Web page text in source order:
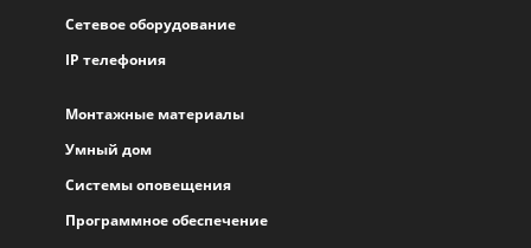
Сетевое оборудование
IP телефония
Монтажные материалы
Умный дом
Системы оповещения
Программное обеспечение